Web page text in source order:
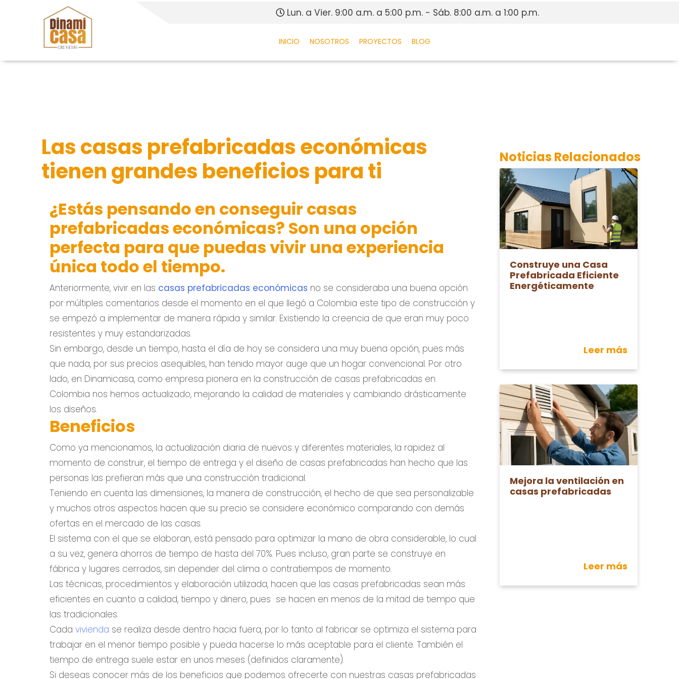
Lun. a Vier. 9:00 a.m. a 5:00 p.m. - Sáb. 8:00 a.m. a 1:00 p.m.
INICIO NOSOTROS PROYECTOS BLOG
Las casas prefabricadas económicas
tienen grandes beneficios para ti
¿Estás pensando en conseguir casas
prefabricadas económicas? Son una opción
perfecta para que puedas vivir una experiencia
única todo el tiempo.
Anteriormente, vivir en las casas prefabricadas económicas no se consideraba una buena opción
por múltiples comentarios desde el momento en el que llegó a Colombia este tipo de construcción y
se empezó a implementar de manera rápida y similar. Existiendo la creencia de que eran muy poco
resistentes y muy estandarizadas.
Sin embargo, desde un tiempo, hasta el día de hoy se considera una muy buena opción, pues más
que nada, por sus precios asequibles, han tenido mayor auge que un hogar convencional. Por otro
lado, en Dinamicasa, como empresa pionera en la construcción de casas prefabricadas en
Colombia nos hemos actualizado, mejorando la calidad de materiales y cambiando drásticamente
los diseños.
Beneficios
Como ya mencionamos, la actualización diaria de nuevos y diferentes materiales, la rapidez al
momento de construir, el tiempo de entrega y el diseño de casas prefabricadas han hecho que las
personas las prefieran más que una construcción tradicional.
Teniendo en cuenta las dimensiones, la manera de construcción, el hecho de que sea personalizable
y muchos otros aspectos hacen que su precio se considere económico comparando con demás
ofertas en el mercado de las casas.
El sistema con el que se elaboran, está pensado para optimizar la mano de obra considerable, lo cual
a su vez, genera ahorros de tiempo de hasta del 70%. Pues incluso, gran parte se construye en
fábrica y lugares cerrados, sin depender del clima o contratiempos de momento.
Las técnicas, procedimientos y elaboración utilizada, hacen que las casas prefabricadas sean más
eficientes en cuanto a calidad, tiempo y dinero, pues se hacen en menos de la mitad de tiempo que
las tradicionales.
Cadavivienda se realiza desde dentro hacia fuera, por lo tanto al fabricar se optimiza el sistema para
trabajar en el menor tiempo posible y pueda hacerse lo más aceptable para el cliente. También el
tiempo de entrega suele estar en unos meses (definidos claramente).
Si deseas conocer más de los beneficios que podemos ofrecerte con nuestras casas prefabricadas
Noticias Relacionados
Construye una Casa
Prefabricada Eficiente
Energéticamente
Leer más
Mejora la ventilación en
casas prefabricadas
Leer más